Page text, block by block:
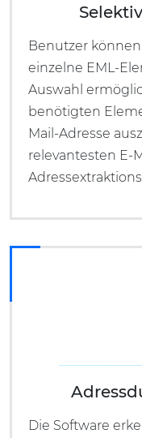
Benutzer
einzelne EML-
Auswahl
benötigten
Mail-Adresse
relevantesten E-
Die Software